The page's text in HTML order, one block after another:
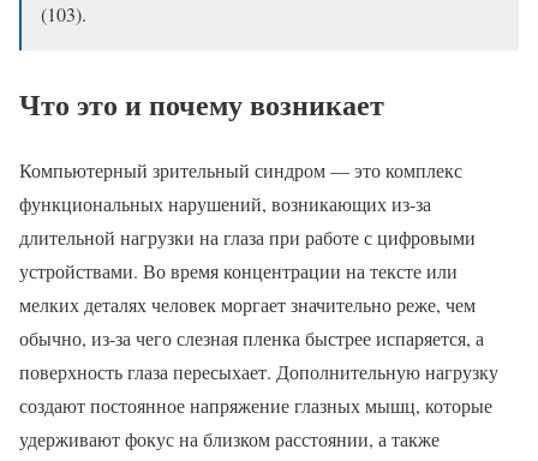
(103).
Что это и почему возникает
Компьютерный зрительный синдром — это комплекс
функциональных нарушений, возникающих из-за
длительной нагрузки на глаза при работе с цифровыми
устройствами. Во время концентрации на тексте или
мелких деталях человек моргает значительно реже, чем
обычно, из-за чего слезная пленка быстрее испаряется, а
поверхность глаза пересыхает. Дополнительную нагрузку
создают постоянное напряжение глазных мышц, которые
удерживают фокус на близком расстоянии, а также